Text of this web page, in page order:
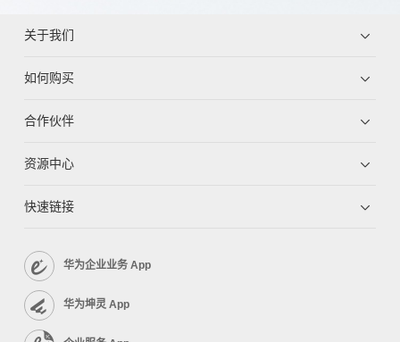
关于我们
如何购买
合作伙伴
资源中心
快速链接
华为企业业务 App
华为坤灵 App